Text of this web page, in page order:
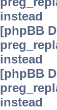
instead
[phpBB
instead
[phpBB
instead